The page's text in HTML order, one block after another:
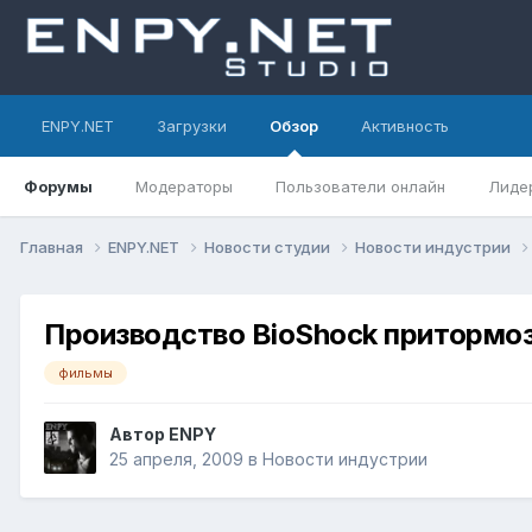
ENPY.NET Загрузки Обзор
Форумы Модераторы Пользователи онлайн
Активность
Главная ENPY.NET Новости студии Новости индустрии
Производство BioShock
фильмы
Автор ENPY
25 апреля, 2009 в Новости индустрии